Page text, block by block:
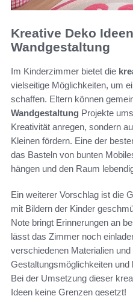
Kreative Deko
Wandgestaltung
Im Kinderzimmer bietet die
vielseitige Möglichkeiten, um
schaffen. Eltern können
Wandgestaltung Projekte
Kreativität anregen, sondern
Kleinen fördern. Eine der
das Basteln von bunten
hängen und den Raum
Ein weiterer Vorschlag ist die
mit Bildern der Kinder
Note bringt Erinnerungen an
lässt das Zimmer noch
verschiedenen Materialien
Gestaltungsmöglichkeiten
Bei der Umsetzung dieser
Ideen keine Grenzen gesetzt!